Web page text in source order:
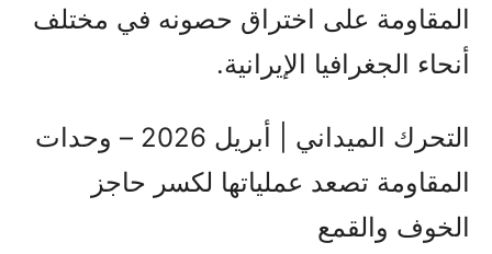
المقاومة على اختراق حصونه في مختلف
أنحاء الجغرافيا الإيرانية.
التحرك الميداني | أبريل 2026 – وحدات
المقاومة تصعد عملياتها لكسر حاجز
الخوف والقمع